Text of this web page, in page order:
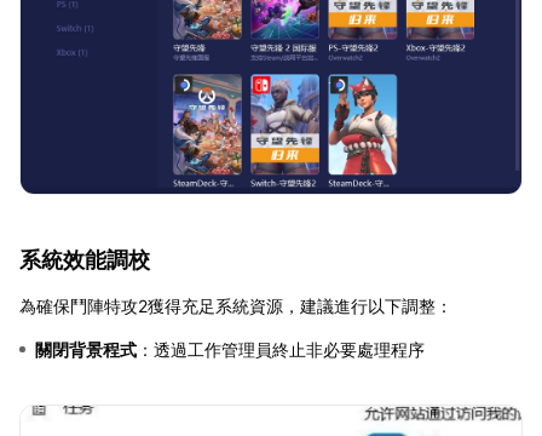
系統效能調校
為確保鬥陣特攻2獲得充足系統資源，建議進行以下調整：
關閉背景程式 ：透過工作管理員終止非必要處理程序